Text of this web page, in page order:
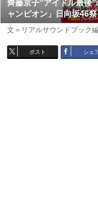
齊藤京子“アイドル最
ャンピオン」日向坂46
文＝リアルサウンドブック
ポスト シェ